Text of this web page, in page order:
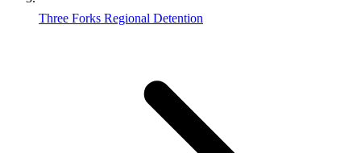
Three Forks Regional Detention